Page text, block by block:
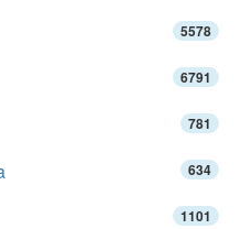
5578
6791
781
634
1101